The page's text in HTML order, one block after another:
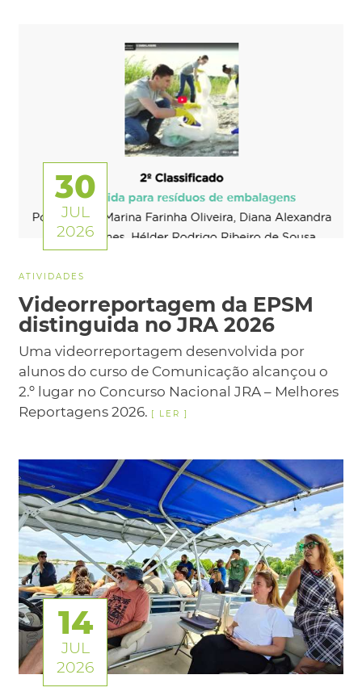
30
JUL
2026
ATIVIDADES
Videorreportagem da EPSM
distinguida no JRA 2026
Uma videorreportagem desenvolvida por
alunos do curso de Comunicação alcançou o
2.º lugar no Concurso Nacional JRA – Melhores
Reportagens 2026.
14
JUL
2026